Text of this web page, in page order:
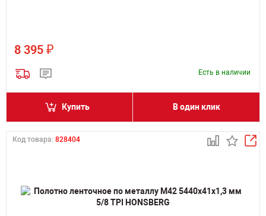
8 395 ₽
Есть в наличии
Купить В один клик
Код товара: 828404